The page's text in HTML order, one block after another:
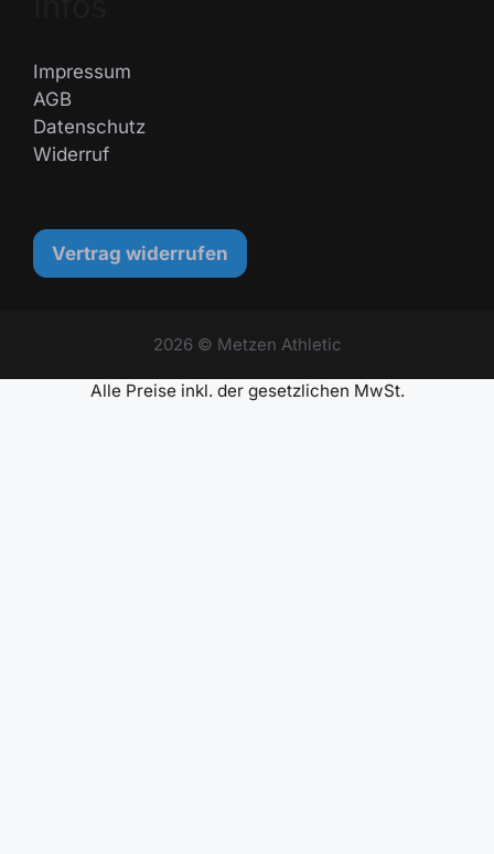
Impressum
AGB
Datenschutz
Widerruf
Vertrag widerrufen
2026 © Metzen Athletic
Alle Preise inkl. der gesetzlichen MwSt.